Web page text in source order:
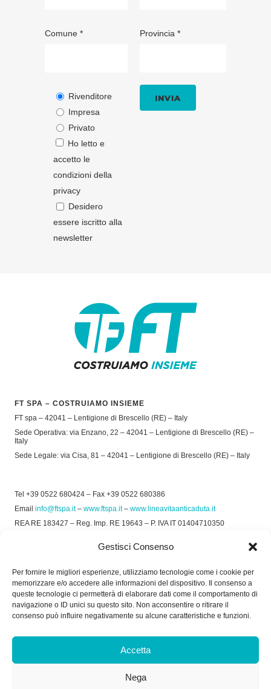
Gestisci Consenso
Per fornire le migliori esperienze, utilizziamo tecnologie come i cookie per
memorizzare e/o accedere alle informazioni del dispositivo. Il consenso a
queste tecnologie ci permetterà di elaborare dati come il comportamento di
navigazione o ID unici su questo sito. Non acconsentire o ritirare il
consenso può influire negativamente su alcune caratteristiche e funzioni.
Accetta
Nega
Comune *
Rivenditore
Impresa
Privato
Ho letto e
accetto le
condizioni della
privacy
Desidero
essere iscritto alla
newsletter
Provincia *
FT SPA – COSTRUIAMO INSIEME
FT spa – 42041 – Lentigione di Brescello (RE) – Italy
Sede Operativa: via Enzano, 22 – 42041 – Lentigione di Brescello (RE) –
Italy
Sede Legale: via Cisa, 81 – 42041 – Lentigione di Brescello (RE) – Italy
Tel +39 0522 680424 – Fax +39 0522 680386
Email info@ftspa.it– www.ftspa.it– www.lineavitaanticaduta.it
REA RE 183427 – Reg. Imp. RE 19643 – P. IVA IT 01404710350
Privacy Policy–Cookie Policy
SOCIAL
Dal Lunedì al Venerdì: 8.00/12.30 - 13.30/17.30